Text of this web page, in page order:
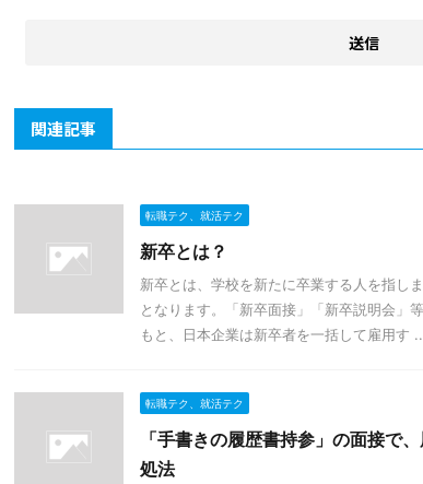
関連記事
転職テク、就活テク
新卒とは？
新卒とは、学校を新たに卒業する人を指し
となります。「新卒面接」「新卒説明会」
もと、日本企業は新卒者を一括して雇用す
転職テク、就活テク
「手書きの履歴書持参」の面接で
処法